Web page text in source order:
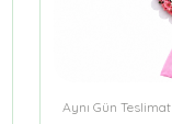
Aynı Gün Teslimat